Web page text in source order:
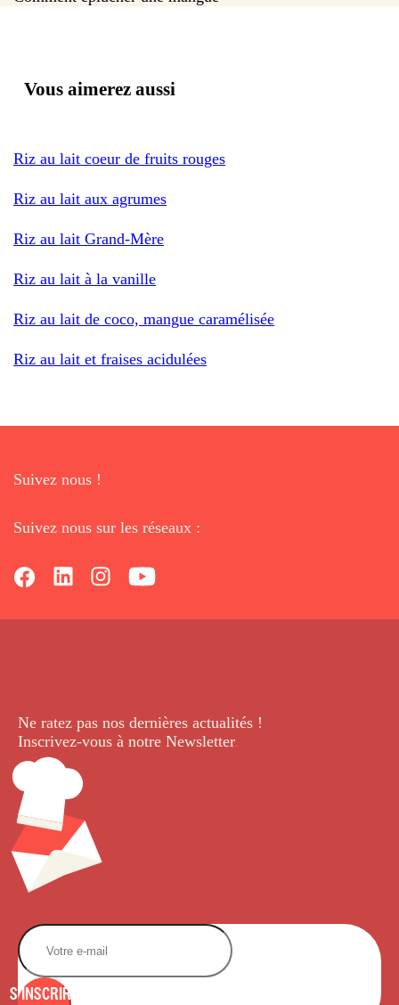
Vous aimerez aussi
Riz au lait coeur de fruits rouges
Riz au lait aux agrumes
Riz au lait Grand-Mère
Riz au lait à la vanille
Riz au lait de coco, mangue caramélisée
Riz au lait et fraises acidulées
Suivez nous !
Suivez nous sur les réseaux :
Ne ratez pas nos dernières actualités !
Inscrivez-vous à notre Newsletter.
S'INSCRIRE